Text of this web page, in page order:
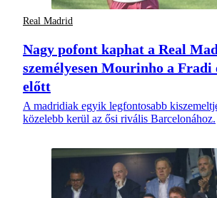
Real Madrid
Nagy pofont kaphat a Real
személyesen Mourinho a Fradi
előtt
A madridiak egyik legfontosabb
közelebb kerül az ősi rivális Barcelonához.